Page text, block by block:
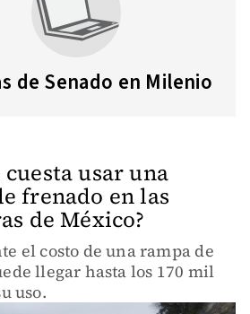
de Senado en Milenio
cuesta usar una
frenado en las
de México?
el costo de una rampa de
llegar hasta los 170 mil
uso.